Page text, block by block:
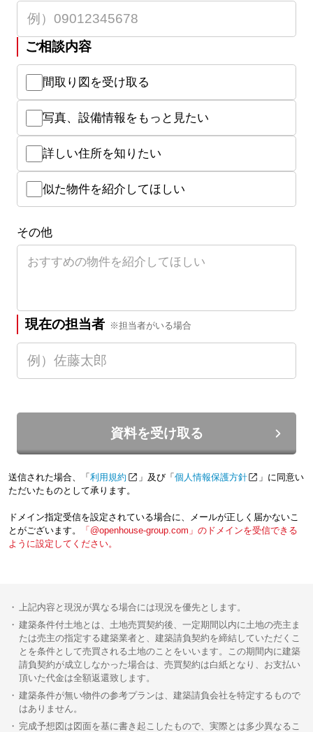
ご相談内容
間取り図を受け取る
写真、設備情報をもっと見たい
詳しい住所を知りたい
似た物件を紹介してほしい
その他
現在の担当者 ※担当者がいる場合
資料を受け取る
送信された場合、「 利用規約 」及び「 個人情報保護方針
」に同意い
ただいたものとして承ります。
ドメイン指定受信を設定されている場合に、メールが正しく届かないこ
とがございます。
「@openhouse-group.com」のドメインを受信できる
ように設定してください。
上記内容と現況が異なる場合には現況を優先とします。
建築条件付土地とは、土地売買契約後、一定期間以内に土地の売主ま
たは売主の指定する建築業者と、建築請負契約を締結していただくこ
とを条件として売買される土地のことをいいます。この期間内に建築
請負契約が成立しなかった場合は、売買契約は白紙となり、お支払い
頂いた代金は全額返還致します。
建築条件が無い物件の参考プランは、建築請負会社を特定するもので
はありません。
完成予想図は図面を基に書き起こしたもので、実際とは多少異なるこ